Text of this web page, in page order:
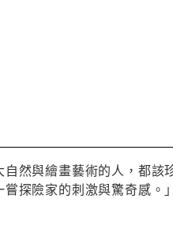
然與繪畫藝術的人，都該
探險家的刺激與驚奇感。」